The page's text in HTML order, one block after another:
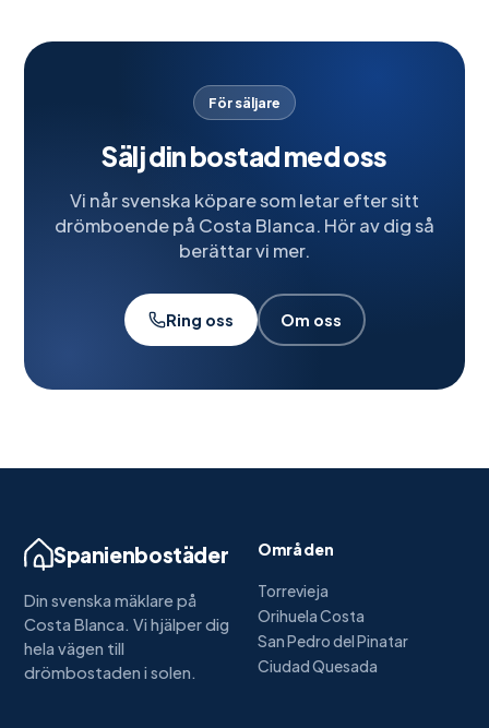
För säljare
Sälj din bostad med oss
Vi når svenska köpare som letar efter sitt
drömboende på Costa Blanca. Hör av dig så
berättar vi mer.
Ring oss Om oss
Spanienbostäder
Din svenska mäklare på
Costa Blanca. Vi hjälper dig
hela vägen till
drömbostaden i solen.
Områden
Torrevieja
Orihuela Costa
San Pedro del Pinatar
Ciudad Quesada